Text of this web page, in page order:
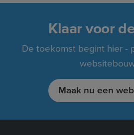
Klaar voor
De toekomst begint hier -
Maak nu een